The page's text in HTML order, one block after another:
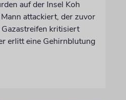
auf der Insel Koh
attackiert, der zuvor
kritisiert
erlitt eine Gehirnblutung